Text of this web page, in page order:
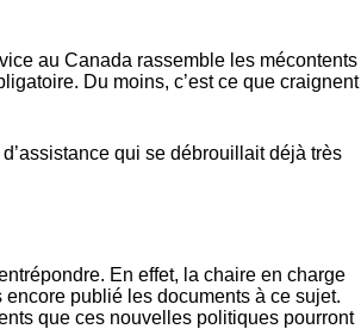
au Canada rassemble les mécontents
Du moins, c’est ce que craignent
qui se débrouillait déjà très
En effet, la chaire en charge
encore publié les documents à ce sujet.
que ces nouvelles politiques pourront